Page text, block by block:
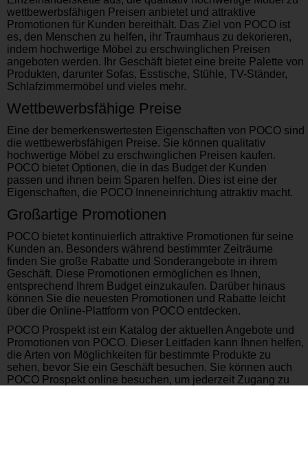
wettbewerbsfähigen Preisen anbietet und attraktive
Promotionen für Kunden bereithält. Das Ziel von POCO ist
es, den Menschen zu helfen, ihr Traumhaus zu dekorieren,
indem hochwertige Möbel zu erschwinglichen Preisen
angeboten werden. Ihr Geschäft bietet eine breite Palette von
Produkten, darunter Sofas, Esstische, Stühle, TV-Ständer,
Schlafzimmermöbel und vieles mehr.
Wettbewerbsfähige Preise
Eine der bemerkenswertesten Eigenschaften von POCO sind
die wettbewerbsfähigen Preise. Sie können qualitativ
hochwertige Möbel zu erschwinglichen Preisen kaufen.
POCO bietet Optionen, die in das Budget der Kunden
passen und ihnen beim Sparen helfen. Dies ist eine der
Eigenschaften, die POCO Inneneinrichtung attraktiv macht.
Großartige Promotionen
POCO bietet kontinuierlich attraktive Promotionen für seine
Kunden an. Besonders während bestimmter Zeiträume
finden Sie große Rabatte und Sonderangebote in ihrem
Geschäft. Diese Promotionen ermöglichen es Ihnen,
entsprechend Ihrem Budget einzukaufen. Darüber hinaus
können Sie die neuesten Promotionen und Rabatte leicht
über die Online-Plattform von POCO entdecken.
POCO Prospekt ist ein Katalog der aktuellen Angebote und
Promotionen von POCO. Dieser Leitfaden kann Ihnen helfen,
die Arten von Möglichkeiten für bestimmte Produkte zu
sehen, bevor Sie ein Geschäft besuchen. Sie können auch
POCO Prospekt online besuchen, um jederzeit Zugang zu